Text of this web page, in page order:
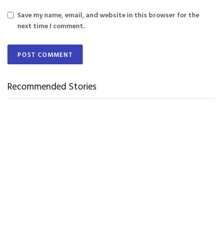
Save my name, email, and website in this browser for the
next time I comment.
Recommended Stories